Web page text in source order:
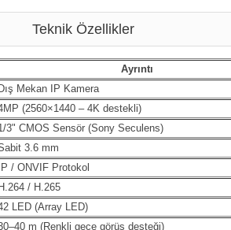
Teknik Özellikler
Ayrıntı
Mekan IP Kamera
(2560×1440 – 4K destekli)
3" CMOS Sensör (Sony Seculens)
3.6 mm
/ ONVIF Protokol
/ H.265
LED (Array LED)
m (Renkli gece görüş desteği)